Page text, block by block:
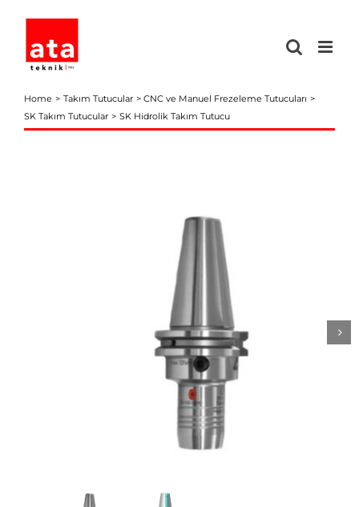
content
Home Takım Tutucular
CNC ve Manuel Frezeleme Tutucuları
SK Takım Tutucular
SK Hidrolik Takım Tutucu